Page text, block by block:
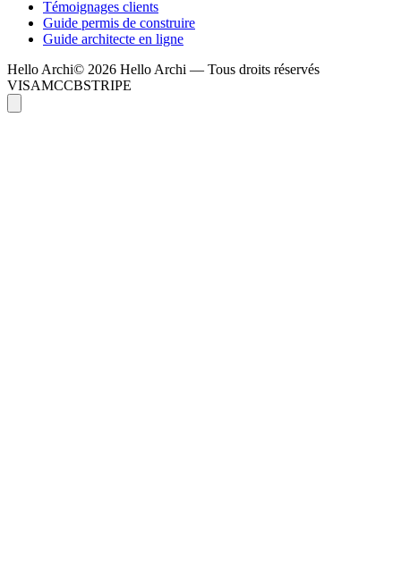
Témoignages clients
Guide permis de construire
Guide architecte en ligne
Hello Archi© 2026 Hello Archi — Tous droits réservés
VISAMCCBSTRIPE